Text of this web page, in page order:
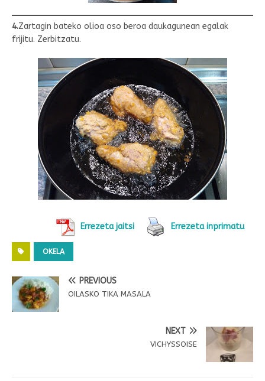
4.Zartagin bateko olioa oso beroa daukagunean egalak
frijitu. Zerbitzatu.
Errezeta jaitsi Errezeta inprimatu
OKELA
PREVIOUS
OILASKO TIKA MASALA
NEXT
VICHYSSOISE